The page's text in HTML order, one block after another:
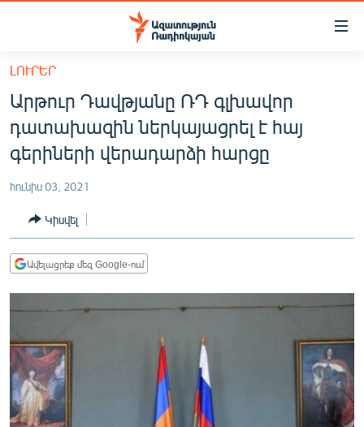
Մատչելիության
հիմնական
բովանդակությանը
հիմնական
մենյուին
ՀԱՅԱՍՏԱՆ
ՔԱՂԱՔԱԿԱՆ
ՀԱՍԱՐԱԿՈՒԹՅՈՒՆ
ՏՆՏԵՍՈՒԹՅՈՒՆ
ՂԱՐԱԲԱՂ
ՊԱՏԵՐԱԶՄԻ 6 ՇԱԲԱԹՆԵՐԸ
ՏԱՐԱԾԱՇՐՋԱՆ
ՄԻՋԱԶԳԱՅԻՆ
ՄՇԱԿՈՒՅԹ
ԼՈՒՐԵՐ
Արթուր Դավթյանը ՌԴ գլխավոր
դատախազին ներկայացրել է հայ
գերիների վերադարձի հարցը
հունիս 03, 2021
Կիսվել
Ավելացրեք մեզ Google-ում